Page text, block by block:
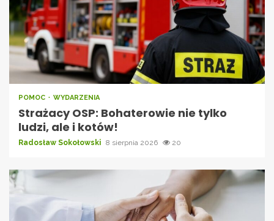
POMOC WYDARZENIA
Strażacy OSP: Bohaterowie nie tylko
ludzi, ale i kotów!
Radosław Sokołowski 8 sierpnia 2026 20